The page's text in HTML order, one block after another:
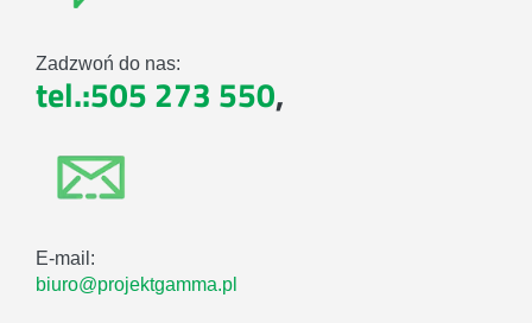
Zadzwoń do nas:
tel.:505 273 550,
E-mail:
biuro@projektgamma.pl